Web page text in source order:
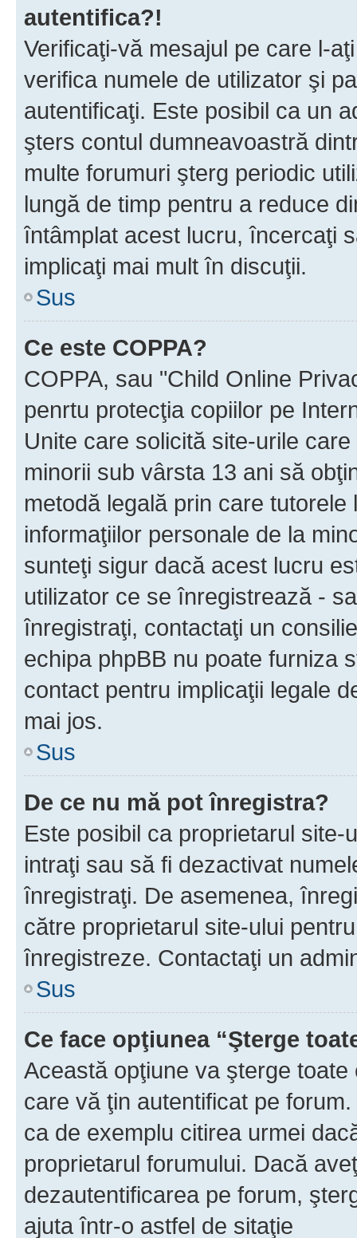
autentifica?!
Verificaţi-vă mesajul pe care l-
verifica numele de utilizator şi
autentificaţi. Este posibil ca un
şters contul dumneavoastră
multe forumuri şterg periodic
lungă de timp pentru a reduce
întâmplat acest lucru, încercaţi
implicaţi mai mult în discuţii.
Sus
Ce este COPPA?
COPPA, sau "Child Online
penrtu protecţia copiilor pe
Unite care solicită site-urile
minorii sub vârsta 13 ani să
metodă legală prin care
informaţiilor personale de la
sunteţi sigur dacă acest lucru
utilizator ce se înregistrează -
înregistraţi, contactaţi un
echipa phpBB nu poate furniza
contact pentru implicaţii legale
mai jos.
Sus
De ce nu mă pot înregistra?
Este posibil ca proprietarul
intraţi sau să fi dezactivat
înregistraţi. De asemenea,
către proprietarul site-ului
înregistreze. Contactaţi un
Sus
Ce face opţiunea “Şterge
Această opţiune va şterge
care vă ţin autentificat pe
ca de exemplu citirea urmei
proprietarul forumului. Dacă
dezautentificarea pe forum,
ajuta într-o astfel de sitaţie